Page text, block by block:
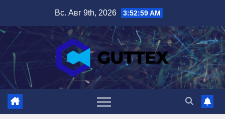
содержимому
Вс. Авг 9th, 2026 3:53:00 AM